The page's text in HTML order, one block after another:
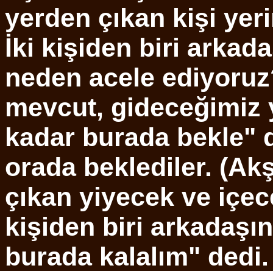
yerden çıkan kişi
İki kişiden biri
neden acele
mevcut, gideceğimiz
kadar burada bekle"
orada beklediler.
çıkan yiyecek ve
kişiden biri
burada kalalım"